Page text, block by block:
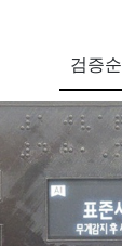
검증순